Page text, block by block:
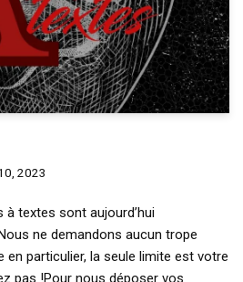
2023
textes sont aujourd’hui
ne demandons aucun trope
en particulier, la seule limite est votre
pas !Pour nous déposer vos